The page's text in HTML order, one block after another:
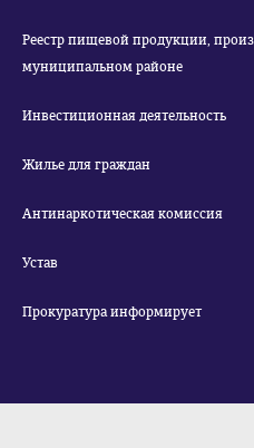
Реестр пищевой продукции,
муниципальном районе
Инвестиционная деятельность
Жилье для граждан
Антинаркотическая комиссия
Устав
Прокуратура информирует